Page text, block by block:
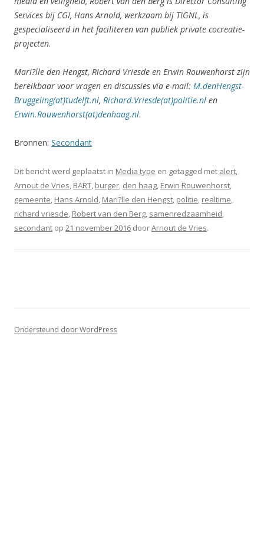
Services bij CGI, Hans Arnold, werkzaam bij TIGNL, is
gespecialiseerd in het faciliteren van publiek private cocreatie-
projecten.
Mari?lle den Hengst, Richard Vriesde en Erwin Rouwenhorst zijn
bereikbaar voor vragen en discussies via e-mail: M.denHengst-
Bruggeling(at)tudelft.nl, Richard.Vriesde(at)politie.nl en
Erwin.Rouwenhorst(at)denhaag.nl.
Bronnen: Secondant
Dit bericht werd geplaatst in Media type en getagged met alert,
Arnout de Vries, BART, burger, den haag, Erwin Rouwenhorst,
gemeente, Hans Arnold, Mari?lle den Hengst, politie, realtime,
richard vriesde, Robert van den Berg, samenredzaamheid,
secondant op 21 november 2016 doorArnout de Vries.
Ondersteund door WordPress